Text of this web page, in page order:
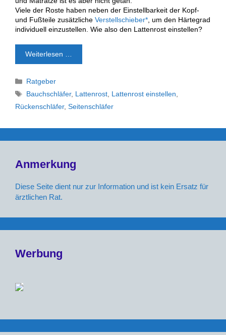
Viele der Roste haben neben der Einstellbarkeit der Kopf-
und Fußteile zusätzliche Verstellschieber* , um den Härtegrad
individuell einzustellen. Wie also den Lattenrost einstellen?
Weiterlesen …
Kategorien
Ratgeber
Schlagwörter
Bauchschläfer, Lattenrost Lattenrost einstellen
Rückenschläfer, Seitenschläfer
Anmerkung
Diese Seite dient nur zur Information und ist kein Ersatz für
ärztlichen Rat.
Werbung